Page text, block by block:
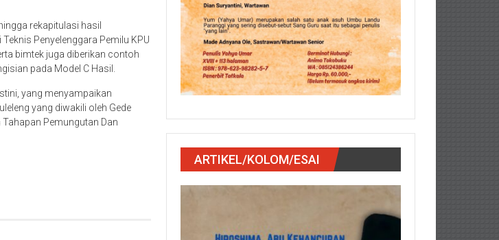
rekapitulasi hasil
Penyelenggara Pemilu KPU
bimtek juga diberikan contoh
pada Model C Hasil.
yang menyampaikan
yang diwakili oleh Gede
Pemungutan Dan
ARTIKEL/KOLOM/ESAI